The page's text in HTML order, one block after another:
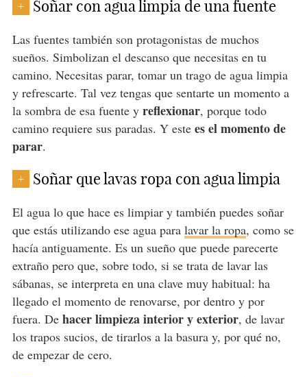
+ Soñar con agua limpia de una fuente
Las fuentes también son protagonistas de muchos
sueños. Simbolizan el descanso que necesitas en tu
camino. Necesitas parar, tomar un trago de agua limpia
y refrescarte. Tal vez tengas que sentarte un momento a
la sombra de esa fuente y reflexionar, porque todo
camino requiere sus paradas. Y este es el momento de
parar.
+ Soñar que lavas ropa con agua limpia
El agua lo que hace es limpiar y también puedes soñar
que estás utilizando ese agua para lavar la ropa, como se
hacía antiguamente. Es un sueño que puede parecerte
extraño pero que, sobre todo, si se trata de lavar las
sábanas, se interpreta en una clave muy habitual: ha
llegado el momento de renovarse, por dentro y por
fuera. De hacer limpieza interior y exterior, de lavar
los trapos sucios, de tirarlos a la basura y, por qué no,
de empezar de cero.